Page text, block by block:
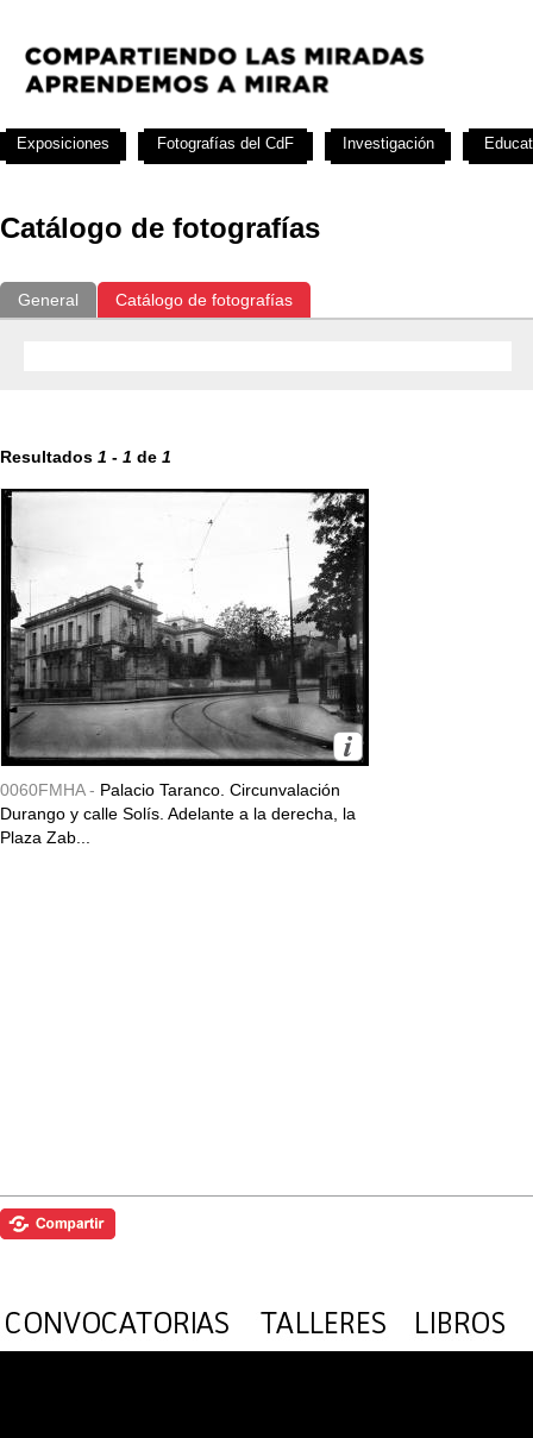
Catálogo de fotografías
General Catálogo de fotografías
Resultados 1 - 1 de 1
0060FMHA - Palacio Taranco. Circunvalación
Durango y calle Solís. Adelante a la derecha, la
Plaza Zab...
Exposiciones Fotografías del CdF Investigación